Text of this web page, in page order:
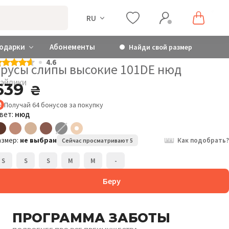
RU
Абонементы Найди свой размер
4.6
слипы высокие 101DE нюд
₴
Получай 64бонусов за покупку
нюд
не выбран Сейчас просматривают 5 Как подобрать?
S S S M M -
Беру
ПРОГРАММА ЗАБОТЫ